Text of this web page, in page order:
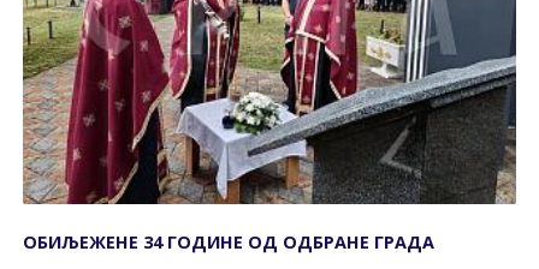
ОБИЉЕЖЕНЕ 34 ГОДИНЕ ОД ОДБРАНЕ ГРАДА